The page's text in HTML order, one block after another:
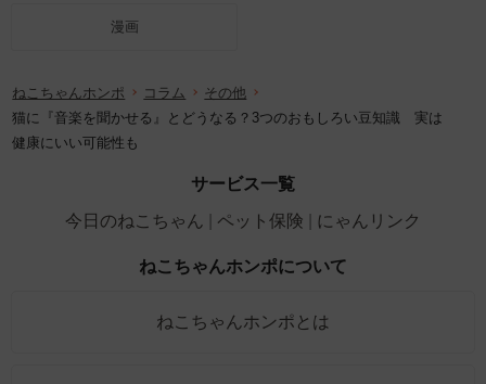
漫画
ねこちゃんホンポ コラム
その他
猫に『音楽を聞かせる』とどうなる？3つのおもしろい豆知識 実は
健康にいい可能性も
サービス一覧
今日のねこちゃん
ペット保険 にゃんリンク
ねこちゃんホンポについて
ねこちゃんホンポとは